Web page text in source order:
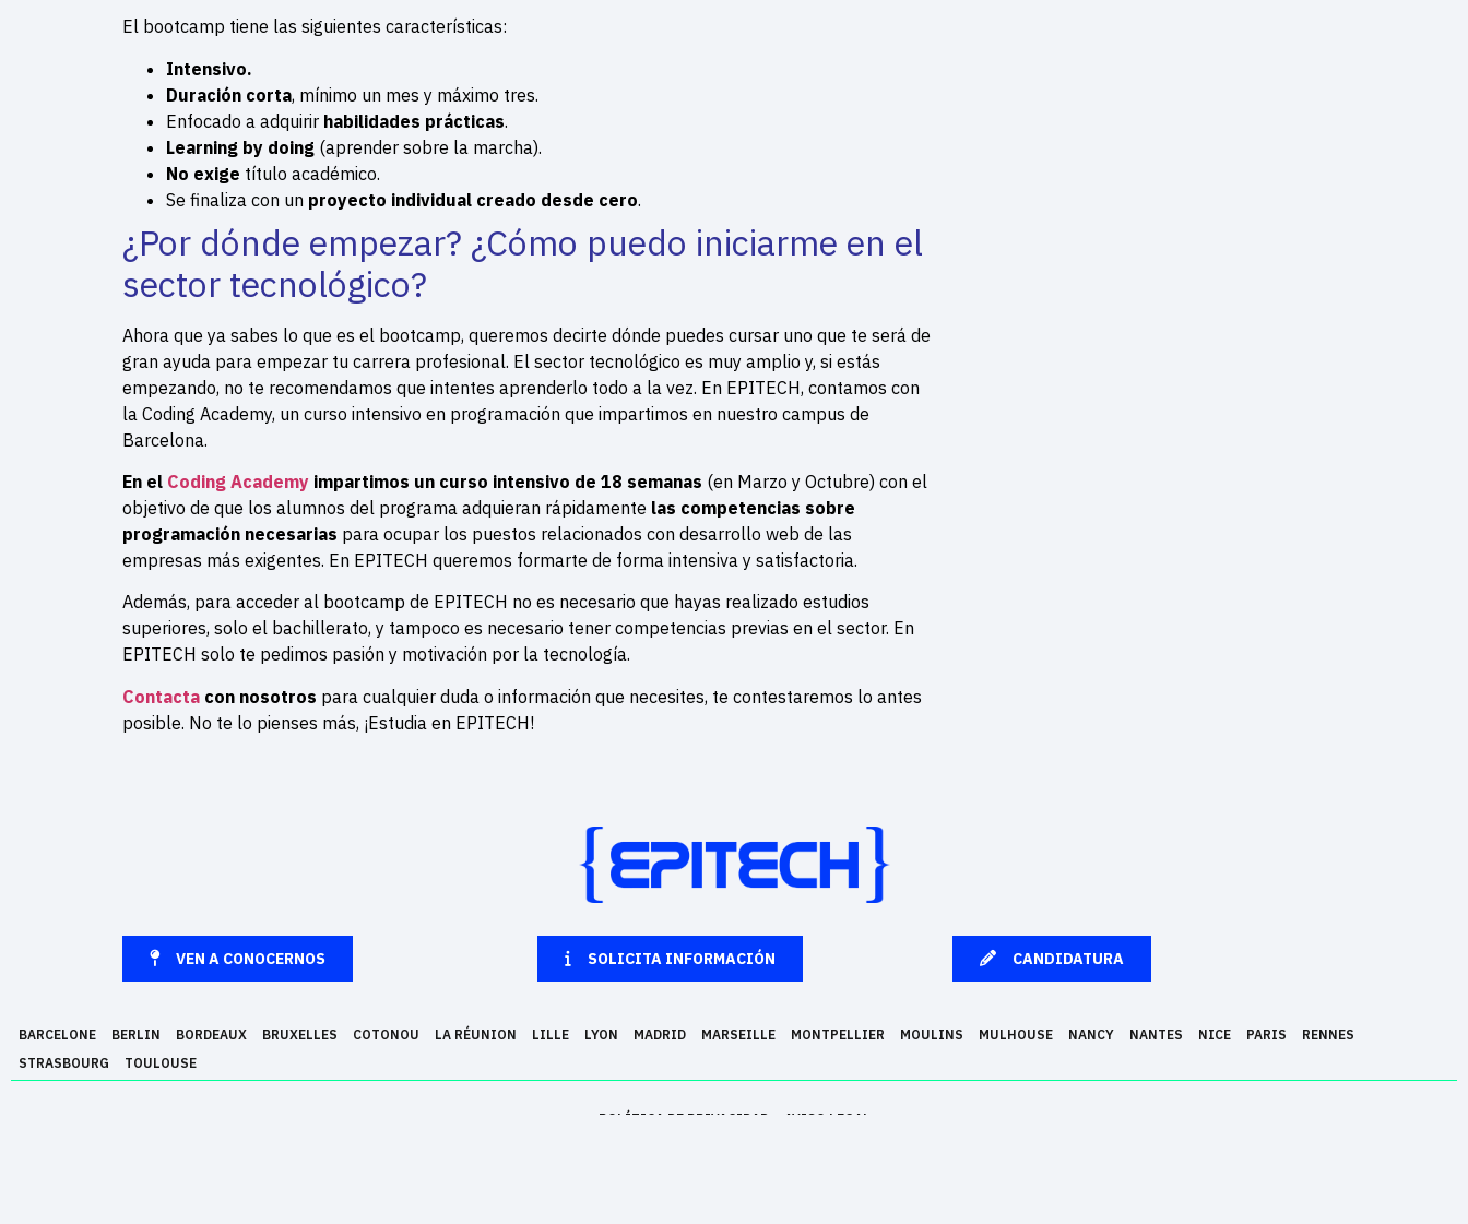
El bootcamp tiene las siguientes características:
Intensivo.
Duración corta, mínimo un mes y máximo tres.
Enfocado a adquirir habilidades prácticas.
Learning by doing (aprender sobre la marcha).
No exige título académico.
Se finaliza con un proyecto individual creado desde cero.
¿Por dónde empezar? ¿Cómo puedo iniciarme en el
sector tecnológico?
Ahora que ya sabes lo que es el bootcamp, queremos decirte dónde puedes cursar uno que te será de
gran ayuda para empezar tu carrera profesional. El sector tecnológico es muy amplio y, si estás
empezando, no te recomendamos que intentes aprenderlo todo a la vez. En EPITECH, contamos con
la Coding Academy, un curso intensivo en programación que impartimos en nuestro campus de
Barcelona.
En el Coding Academy impartimos un curso intensivo de 18 semanas (en Marzo y Octubre) con el
objetivo de que los alumnos del programa adquieran rápidamente las competencias sobre
programación necesarias para ocupar los puestos relacionados con desarrollo web de las
empresas más exigentes. En EPITECH queremos formarte de forma intensiva y satisfactoria.
Además, para acceder al bootcamp de EPITECH no es necesario que hayas realizado estudios
superiores, solo el bachillerato, y tampoco es necesario tener competencias previas en el sector. En
EPITECH solo te pedimos pasión y motivación por la tecnología.
Contacta con nosotros para cualquier duda o información que necesites, te contestaremos lo antes
posible. No te lo pienses más, ¡Estudia en EPITECH!
VEN A CONOCERNOS SOLICITA INFORMACIÓN CANDIDATURA
BARCELONE BERLIN BORDEAUX BRUXELLES COTONOU LA RÉUNION LILLE LYON MADRID MARSEILLE MONTPELLIER MOULINS MULHOUSE NANCY NANTES NICE PARIS
RENNES
STRASBOURG
TOULOUSE
POLÍTICA DE PRIVACIDAD AVISO LEGAL